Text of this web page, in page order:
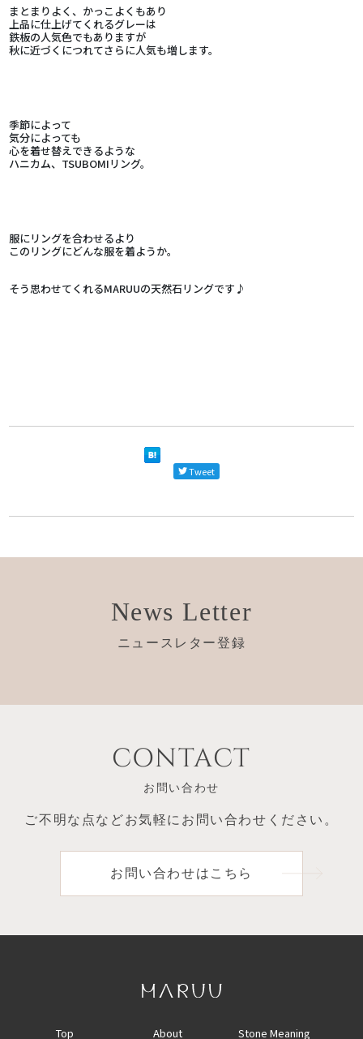
まとまりよく、かっこよくもあり
上品に仕上げてくれるグレーは
鉄板の人気色でもありますが
秋に近づくにつれてさらに人気も増します。
季節によって
気分によっても
心を着せ替えできるような
ハニカム、TSUBOMIリング。
服にリングを合わせるより
このリングにどんな服を着ようか。
そう思わせてくれるMARUUの天然石リングです♪
Tweet
News Letter
ニュースレター登録
CONTACT
お問い合わせ
ご不明な点などお気軽にお問い合わせください。
お問い合わせはこちら
Top About Stone Meaning